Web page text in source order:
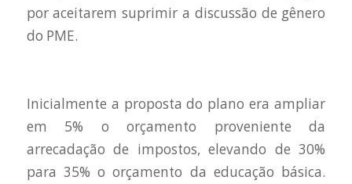
por aceitarem suprimir a discussão de gênero
do PME.
Inicialmente a proposta do plano era ampliar
em 5% o orçamento proveniente da
arrecadação de impostos, elevando de 30%
para 35% o orçamento da educação básica.